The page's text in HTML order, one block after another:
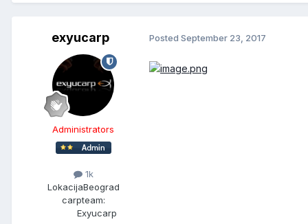
exyucarp
Administrators
1k
LokacijaBeograd
carpteam:
Exyucarp
Posted September 23, 2017